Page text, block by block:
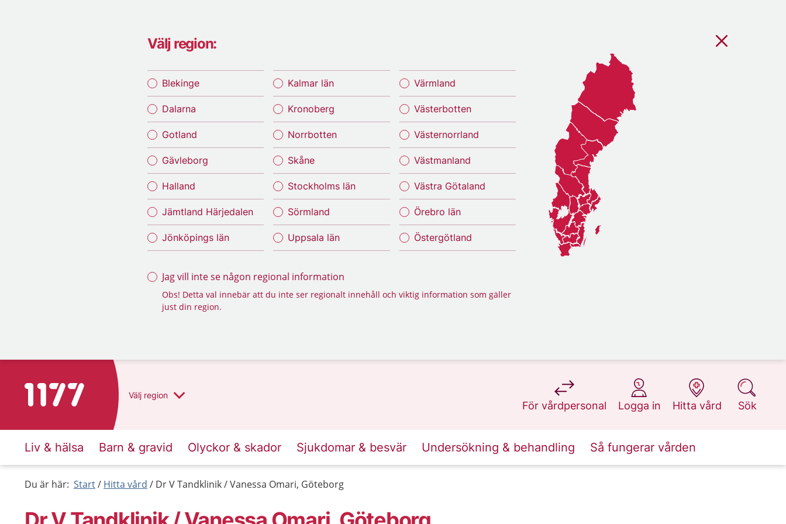
Välj region:
Blekinge
Dalarna
Gotland
Gävleborg
Halland
Jämtland Härjedalen
Jönköpings län
Kalmar län
Kronoberg
Norrbotten
Skåne
Stockholms län
Sörmland
Uppsala län
Värmland
Västerbotten
Västernorrland
Västmanland
Västra Götaland
Örebro län
Östergötland
Jag vill inte se någon regional information
Obs! Detta val innebär att du inte ser regionalt innehåll och viktig information som gäller
just din region.
Till startsidan för 1177 Välj region
För vårdpersonal
på 1177.se
Logga in
på 1177.se
Hitta vård
på 1177.se
Sök
på 1177.se
Liv & hälsa Barn & gravid Olyckor & skador Sjukdomar & besvär Undersökning & behandling Så fungerar vården
Du är här: Start Hitta vård Dr V Tandklinik / Vanessa Omari, Göteborg